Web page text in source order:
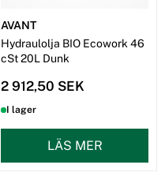
AVANT
Hydraulolja BIO Ecowork 46
cSt 20L Dunk
2 912,50 SEK
I lager
LÄS MER